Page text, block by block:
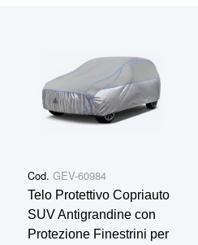
Cod. GEV-60984
Telo Protettivo Copriauto
SUV Antigrandine con
Protezione Finestrini per